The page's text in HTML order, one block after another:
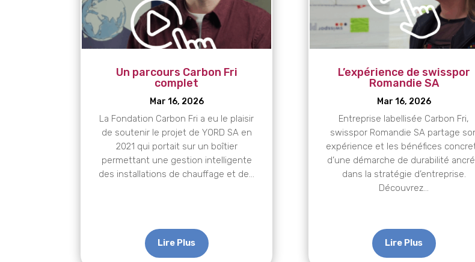
Un parcours Carbon Fri
complet
Mar 16, 2026
La Fondation Carbon Fri a eu le plaisir
de soutenir le projet de YORD SA en
2021 qui portait sur un boîtier
permettant une gestion intelligente
des installations de chauffage et de...
Lire Plus
L’expérience de swisspor
Romandie SA
Mar 16, 2026
Entreprise labellisée Carbon Fri,
swisspor Romandie SA partage
expérience et les bénéfices
d’une démarche de durabilité
dans la stratégie d’entreprise.
Découvrez...
Lire Plus